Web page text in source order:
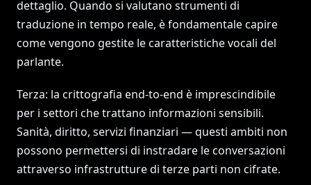
dettaglio. Quando si valutano strumenti di
traduzione in tempo reale, è fondamentale capire
come vengono gestite le caratteristiche vocali del
parlante.
Terza: la crittografia end-to-end è imprescindibile
per i settori che trattano informazioni sensibili.
Sanità, diritto, servizi finanziari — questi ambiti non
possono permettersi di instradare le conversazioni
attraverso infrastrutture di terze parti non cifrate.